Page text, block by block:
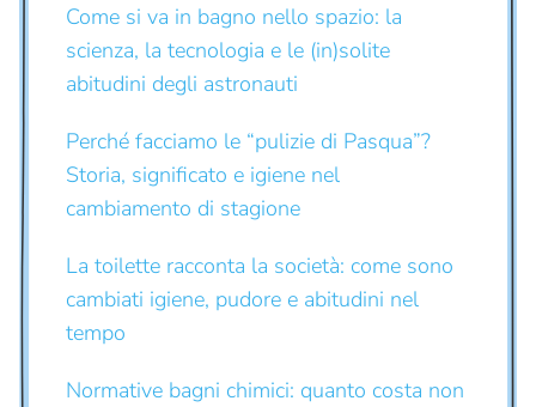
Come si va in bagno nello spazio: la
scienza, la tecnologia e le (in)solite
abitudini degli astronauti
Perché facciamo le “pulizie di Pasqua”?
Storia, significato e igiene nel
cambiamento di stagione
La toilette racconta la società: come sono
cambiati igiene, pudore e abitudini nel
tempo
Normative bagni chimici: quanto costa non